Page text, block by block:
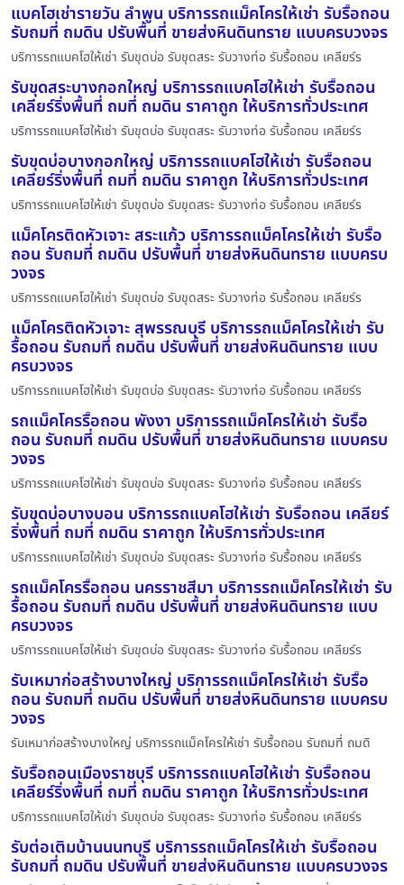
แบคโฮเช่ารายวัน ลำพูน บริการรถแม็คโครให้เช่า รับรื้อถอน
รับถมที่ ถมดิน ปรับพื้นที่ ขายส่งหินดินทราย แบบครบวงจร
บริการรถแบคโฮให้เช่า รับขุดบ่อ รับขุดสระ รับวางท่อ รับรื้อถอน เคลียร์ร
รับขุดสระบางกอกใหญ่ บริการรถแบคโฮให้เช่า รับรื้อถอน
เคลียร์ริ่งพื้นที่ ถมที่ ถมดิน ราคาถูก ให้บริการทั่วประเทศ
บริการรถแบคโฮให้เช่า รับขุดบ่อ รับขุดสระ รับวางท่อ รับรื้อถอน เคลียร์ร
รับขุดบ่อบางกอกใหญ่ บริการรถแบคโฮให้เช่า รับรื้อถอน
เคลียร์ริ่งพื้นที่ ถมที่ ถมดิน ราคาถูก ให้บริการทั่วประเทศ
บริการรถแบคโฮให้เช่า รับขุดบ่อ รับขุดสระ รับวางท่อ รับรื้อถอน เคลียร์ร
แม็คโครติดหัวเจาะ สระแก้ว บริการรถแม็คโครให้เช่า รับรื้อ
ถอน รับถมที่ ถมดิน ปรับพื้นที่ ขายส่งหินดินทราย แบบครบ
วงจร
บริการรถแบคโฮให้เช่า รับขุดบ่อ รับขุดสระ รับวางท่อ รับรื้อถอน เคลียร์ร
แม็คโครติดหัวเจาะ สุพรรณบุรี บริการรถแม็คโครให้เช่า รับ
รื้อถอน รับถมที่ ถมดิน ปรับพื้นที่ ขายส่งหินดินทราย แบบ
ครบวงจร
บริการรถแบคโฮให้เช่า รับขุดบ่อ รับขุดสระ รับวางท่อ รับรื้อถอน เคลียร์ร
รถแม็คโครรื้อถอน พังงา บริการรถแม็คโครให้เช่า รับรื้อ
ถอน รับถมที่ ถมดิน ปรับพื้นที่ ขายส่งหินดินทราย แบบครบ
วงจร
บริการรถแบคโฮให้เช่า รับขุดบ่อ รับขุดสระ รับวางท่อ รับรื้อถอน เคลียร์ร
รับขุดบ่อบางบอน บริการรถแบคโฮให้เช่า รับรื้อถอน เคลียร์
ริ่งพื้นที่ ถมที่ ถมดิน ราคาถูก ให้บริการทั่วประเทศ
บริการรถแบคโฮให้เช่า รับขุดบ่อ รับขุดสระ รับวางท่อ รับรื้อถอน เคลียร์ร
รถแม็คโครรื้อถอน นครราชสีมา บริการรถแม็คโครให้เช่า รับ
รื้อถอน รับถมที่ ถมดิน ปรับพื้นที่ ขายส่งหินดินทราย แบบ
ครบวงจร
บริการรถแบคโฮให้เช่า รับขุดบ่อ รับขุดสระ รับวางท่อ รับรื้อถอน เคลียร์ร
รับเหมาก่อสร้างบางใหญ่ บริการรถแม็คโครให้เช่า รับรื้อ
ถอน รับถมที่ ถมดิน ปรับพื้นที่ ขายส่งหินดินทราย แบบครบ
วงจร
รับเหมาก่อสร้างบางใหญ่ บริการรถแม็คโครให้เช่า รับรื้อถอน รับถมที่ ถมดิ
รับรื้อถอนเมืองราชบุรี บริการรถแบคโฮให้เช่า รับรื้อถอน
เคลียร์ริ่งพื้นที่ ถมที่ ถมดิน ราคาถูก ให้บริการทั่วประเทศ
บริการรถแบคโฮให้เช่า รับขุดบ่อ รับขุดสระ รับวางท่อ รับรื้อถอน เคลียร์ร
รับต่อเติมบ้านนนทบุรี บริการรถแม็คโครให้เช่า รับรื้อถอน
รับถมที่ ถมดิน ปรับพื้นที่ ขายส่งหินดินทราย แบบครบวงจร